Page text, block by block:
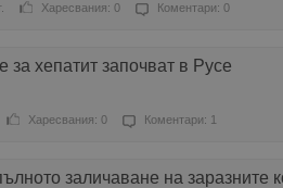
Харесвания: 0 Коментари: 0
за хепатит започват в Русе
Харесвания: 0 Коментари: 1
заличаване на заразните